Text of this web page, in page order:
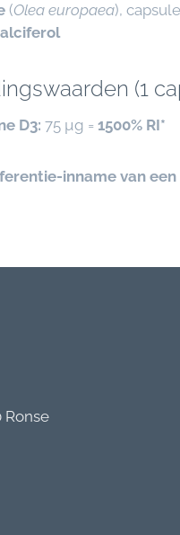
(Olea europaea),
(1
D3: 75 µg = 1500% RI*
inname van
Ronse